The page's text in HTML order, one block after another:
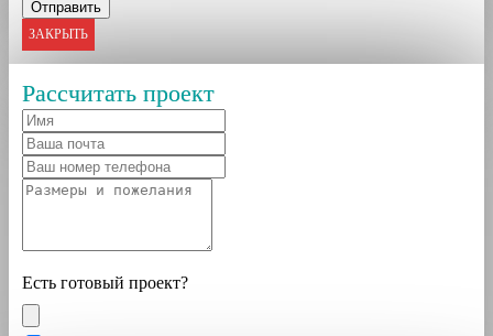
ЗАКРЫТЬ
Рассчитать проект
Есть готовый проект?